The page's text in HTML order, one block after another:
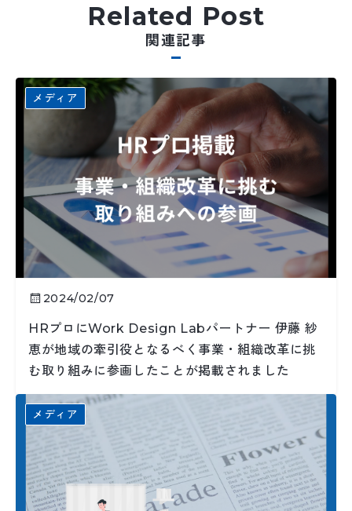
Related Post
関連記事
メディア
2024/02/07
HRプロにWork Design Labパートナー 伊藤 紗
恵が地域の牽引役となるべく事業・組織改革に挑
む取り組みに参画したことが掲載されました
メディア